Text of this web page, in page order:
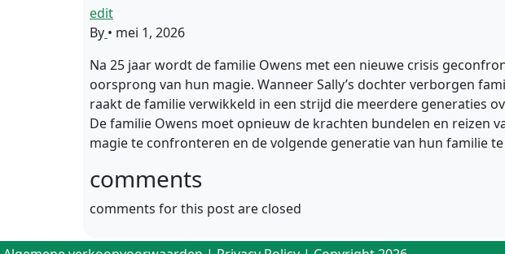
edit
By • mei 1, 2026
Na 25 jaar wordt de familie Owens met een nieuwe crisis
oorsprong van hun magie. Wanneer Sally’s dochter verborgen
raakt de familie verwikkeld in een strijd die meerdere generaties
De familie Owens moet opnieuw de krachten bundelen en reizen
magie te confronteren en de volgende generatie van hun familie
comments
comments for this post are closed